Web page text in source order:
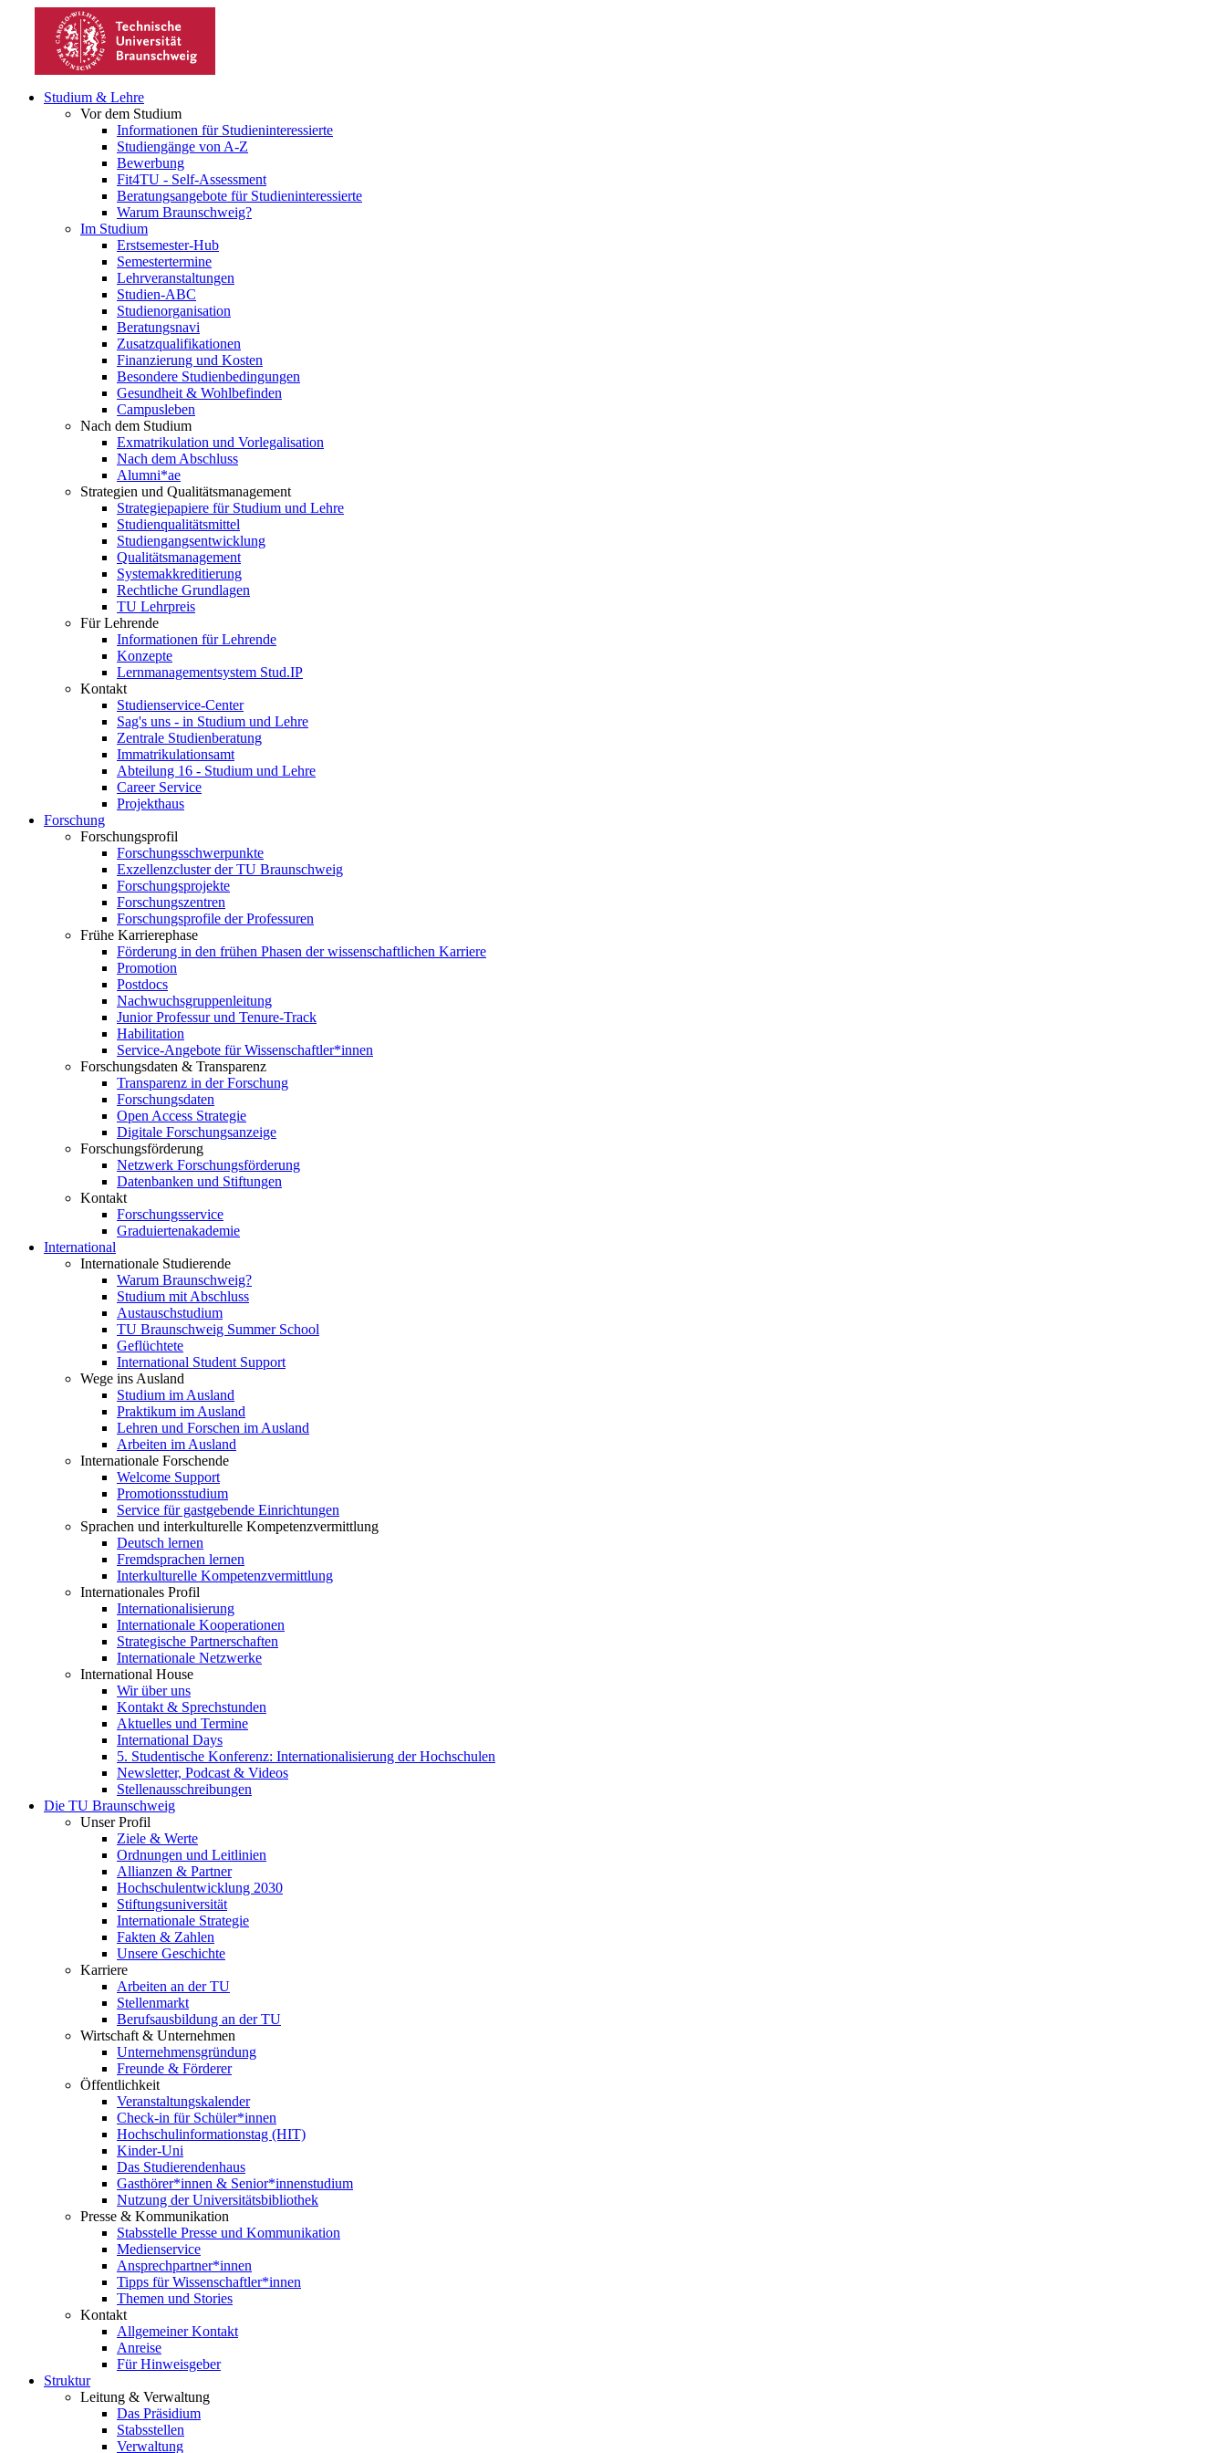
Studium & Lehre
Vor dem Studium
Informationen für Studieninteressierte
Studiengänge von A-Z
Bewerbung
Fit4TU - Self-Assessment
Beratungsangebote für Studieninteressierte
Warum Braunschweig?
Im Studium
Erstsemester-Hub
Semestertermine
Lehrveranstaltungen
Studien-ABC
Studienorganisation
Beratungsnavi
Zusatzqualifikationen
Finanzierung und Kosten
Besondere Studienbedingungen
Gesundheit & Wohlbefinden
Campusleben
Nach dem Studium
Exmatrikulation und Vorlegalisation
Nach dem Abschluss
Alumni*ae
Strategien und Qualitätsmanagement
Strategiepapiere für Studium und Lehre
Studienqualitätsmittel
Studiengangsentwicklung
Qualitätsmanagement
Systemakkreditierung
Rechtliche Grundlagen
TU Lehrpreis
Für Lehrende
Informationen für Lehrende
Konzepte
Lernmanagementsystem Stud.IP
Kontakt
Studienservice-Center
Sag's uns - in Studium und Lehre
Zentrale Studienberatung
Immatrikulationsamt
Abteilung 16 - Studium und Lehre
Career Service
Projekthaus
Forschung
Forschungsprofil
Forschungsschwerpunkte
Exzellenzcluster der TU Braunschweig
Forschungsprojekte
Forschungszentren
Forschungsprofile der Professuren
Frühe Karrierephase
Förderung in den frühen Phasen der wissenschaftlichen Karriere
Promotion
Postdocs
Nachwuchsgruppenleitung
Junior Professur und Tenure-Track
Habilitation
Service-Angebote für Wissenschaftler*innen
Forschungsdaten & Transparenz
Transparenz in der Forschung
Forschungsdaten
Open Access Strategie
Digitale Forschungsanzeige
Forschungsförderung
Netzwerk Forschungsförderung
Datenbanken und Stiftungen
Kontakt
Forschungsservice
Graduiertenakademie
International
Internationale Studierende
Warum Braunschweig?
Studium mit Abschluss
Austauschstudium
TU Braunschweig Summer School
Geflüchtete
International Student Support
Wege ins Ausland
Studium im Ausland
Praktikum im Ausland
Lehren und Forschen im Ausland
Arbeiten im Ausland
Internationale Forschende
Welcome Support
Promotionsstudium
Service für gastgebende Einrichtungen
Sprachen und interkulturelle Kompetenzvermittlung
Deutsch lernen
Fremdsprachen lernen
Interkulturelle Kompetenzvermittlung
Internationales Profil
Internationalisierung
Internationale Kooperationen
Strategische Partnerschaften
Internationale Netzwerke
International House
Wir über uns
Kontakt & Sprechstunden
Aktuelles und Termine
International Days
5. Studentische Konferenz: Internationalisierung der Hochschulen
Newsletter, Podcast & Videos
Stellenausschreibungen
Die TU Braunschweig
Unser Profil
Ziele & Werte
Ordnungen und Leitlinien
Allianzen & Partner
Hochschulentwicklung 2030
Stiftungsuniversität
Internationale Strategie
Fakten & Zahlen
Unsere Geschichte
Karriere
Arbeiten an der TU
Stellenmarkt
Berufsausbildung an der TU
Wirtschaft & Unternehmen
Unternehmensgründung
Freunde & Förderer
Öffentlichkeit
Veranstaltungskalender
Check-in für Schüler*innen
Hochschulinformationstag (HIT)
Kinder-Uni
Das Studierendenhaus
Gasthörer*innen & Senior*innenstudium
Nutzung der Universitätsbibliothek
Presse & Kommunikation
Stabsstelle Presse und Kommunikation
Medienservice
Ansprechpartner*innen
Tipps für Wissenschaftler*innen
Themen und Stories
Kontakt
Allgemeiner Kontakt
Anreise
Für Hinweisgeber
Struktur
Leitung & Verwaltung
Das Präsidium
Stabsstellen
Verwaltung